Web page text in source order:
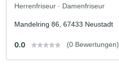
Herrenfriseur · Damenfriseur
Mandelring 86, 67433 Neustadt
0.0 (0 Bewertungen)